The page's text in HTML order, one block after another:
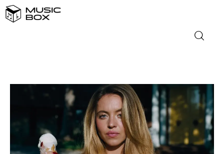
DOMAĆA GLAZBA
STRANA GLAZBA
FILM